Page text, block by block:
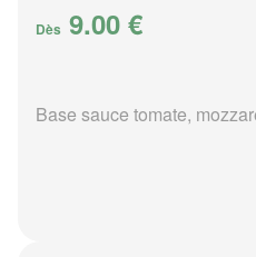
Dès 9.00 €
Base sauce tomate,